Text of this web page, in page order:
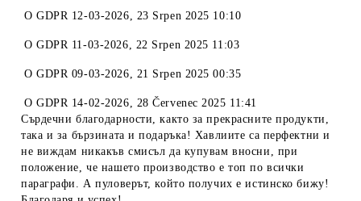
OGDPR 12-03-2026, 23 Srpen 2025 10:10
OGDPR 11-03-2026, 22 Srpen 2025 11:03
OGDPR 09-03-2026, 21 Srpen 2025 00:35
OGDPR 14-02-2026, 28 Červenec 2025 11:41
Сърдечни благодарности, както за прекрасните продукти,
така и за бързината и подаръка! Хавлиите са перфектни и
не виждам никакъв смисъл да купувам вносни, при
положение, че нашето производство е топ по всички
параграфи. А пуловерът, който получих е истинско бижу!